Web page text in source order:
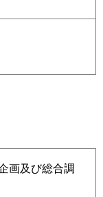
画及び総合調